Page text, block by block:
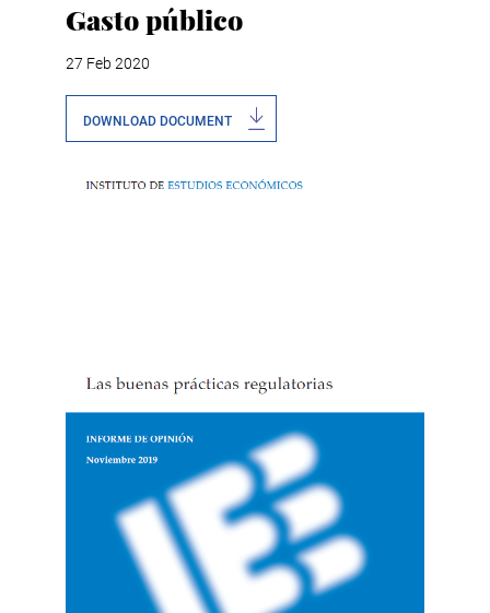
Gasto público
27 Feb 2020
DOWNLOAD DOCUMENT